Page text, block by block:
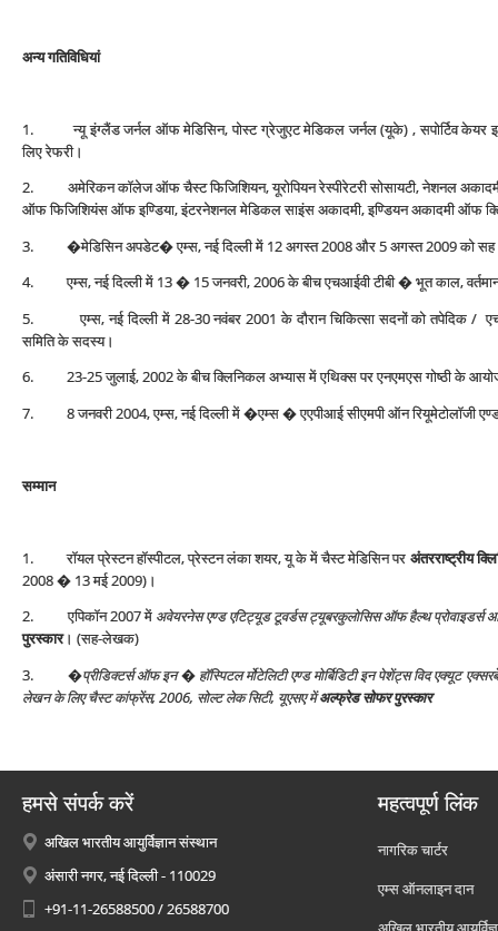
अन्‍य गतिविधियां
1. न्‍यू इंग्‍लैंड जर्नल ऑफ मेडिसिन, पोस्‍ट ग्रेजुएट मेडिकल जर्नल (यूके) , सपोर्टिव केयर
लिए रेफरी।
2. अमेरिकन कॉलेज ऑफ चैस्‍ट फिजिशियन, यूरोपियन रेस्‍पीरेटरी सोसायटी, नेशनल
ऑफ फिजिशियंस ऑफ इण्डिया, इंटरनेशनल मेडिकल साइंस अकादमी, इण्डियन अकादमी ऑफ
3. �मेडिसिन अपडेट� एम्‍स, नई दिल्‍ली में 12 अगस्‍त 2008 और 5 अगस्‍त 2009 को
4. एम्‍स, नई दिल्‍ली में 13 � 15 जनवरी, 2006 के बीच एचआईवी टीबी � भूत काल,
5. एम्‍स, नई दिल्‍ली में 28-30 नवंबर 2001 के दौरान चिकित्‍सा सदनों को तपेदिक /
समिति के सदस्‍य।
6. 23-25 जुलाई, 2002 के बीच क्लिनिकल अभ्‍यास में एथिक्‍स पर एनएमएस गोष्‍ठी के
7. 8 जनवरी 2004, एम्‍स, नई दिल्‍ली में �एम्‍स � एएपीआई सीएमपी ऑन रियूमेटोलॉजी
सम्‍मान
1. रॉयल प्रेस्‍टन हॉस्‍पीटल, प्रेस्‍टन लंका शयर, यू के में चैस्‍ट मेडिसिन पर अंतरराष्‍ट्रीय
2008 � 13 मई 2009)।
2. एपिकॉन 2007 में अवेयरनेस एण्‍ड एटिट्यूड टूवर्डस ट्यूबरकुलोसिस ऑफ हैल्‍थ प्रोवाइडर्स
पुरस्‍कार। (सह-लेखक)
3.�प्रीडिक्‍टर्स ऑफ इन � हॉस्पिटल र्मो‍टेलिटी एण्‍ड मोर्बिडिटी इन पेशेंट्स विद एक्‍यूट
लेखन के लिए चैस्‍ट कांफ्रेंस, 2006, सोल्‍ट लेक सिटी, यूएसए मेंअल्‍फ्रेड सोफर पुरस्‍कार
हमसे संपर्क करें
अखिल भारतीय आयुर्विज्ञान संस्थान
अंसारी नगर, नई दिल्ली - 110029
+91-11-26588500 / 26588700
महत्वपूर्ण लिंक
नागरिक चार्टर
एम्स ऑनलाइन दान